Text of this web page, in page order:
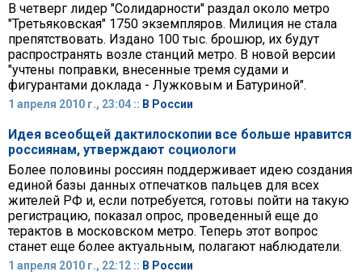
В четверг лидер "Солидарности" раздал около метро
"Третьяковская" 1750 экземпляров. Милиция не стала
препятствовать. Издано 100 тыс. брошюр, их будут
распространять возле станций метро. В новой версии
"учтены поправки, внесенные тремя судами и
фигурантами доклада - Лужковым и Батуриной".
1 апреля 2010 г., 23:04 :: В России
Идея всеобщей дактилоскопии все больше нравится
россиянам, утверждают социологи
Более половины россиян поддерживает идею создания
единой базы данных отпечатков пальцев для всех
жителей РФ и, если потребуется, готовы пойти на такую
регистрацию, показал опрос, проведенный еще до
терактов в московском метро. Теперь этот вопрос
станет еще более актуальным, полагают наблюдатели.
1 апреля 2010 г., 22:12 :: В России